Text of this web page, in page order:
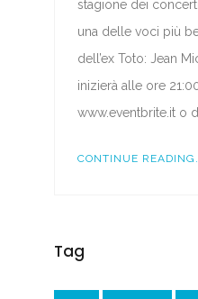
stagione dei
una delle voci più
dell’ex Toto: Jean
inizierà alle ore
www.eventbrite.it o
CONTINUE
Tag